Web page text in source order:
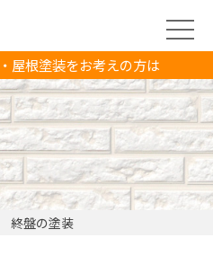
屋根塗装をお考えの方は
終盤の塗装